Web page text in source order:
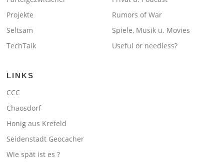
Projekte
Rumors of War
Seltsam
Spiele, Musik u. Movies
TechTalk
Useful or needless?
LINKS
CCC
Chaosdorf
Honig aus Krefeld
Seidenstadt Geocacher
Wie spät ist es ?